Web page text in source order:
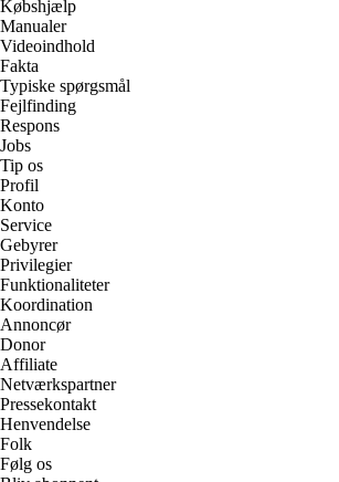
Købshjælp
Manualer
Videoindhold
Fakta
Typiske spørgsmål
Fejlfinding
Respons
Jobs
Tip os
Profil
Konto
Service
Gebyrer
Privilegier
Funktionaliteter
Koordination
Annoncør
Donor
Affiliate
Netværkspartner
Pressekontakt
Henvendelse
Folk
Følg os